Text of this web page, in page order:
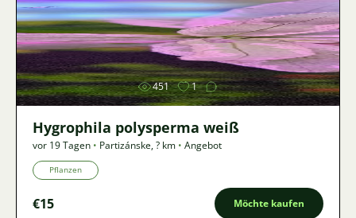
Bild
451 1
Hygrophila polysperma weiß
vor 19 Tagen • Partizánske,? km • Angebot
Pflanzen
€15 Möchte kaufen